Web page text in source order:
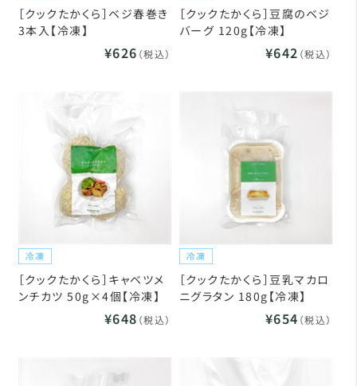
［クックたかくら］ベジ春巻き
3本入【冷凍】
¥626 （税込）
［クックたかくら］豆腐のベジ
バーグ 120g【冷凍】
¥642 （税込）
［クックたかくら］キャベツメ
ンチカツ 50g×4個【冷凍】
¥648 （税込）
［クックたかくら］豆乳マカロ
ニグラタン 180g【冷凍】
¥654 （税込）